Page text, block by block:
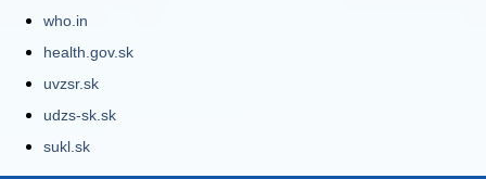
who.in
health.gov.sk
uvzsr.sk
udzs-sk.sk
sukl.sk